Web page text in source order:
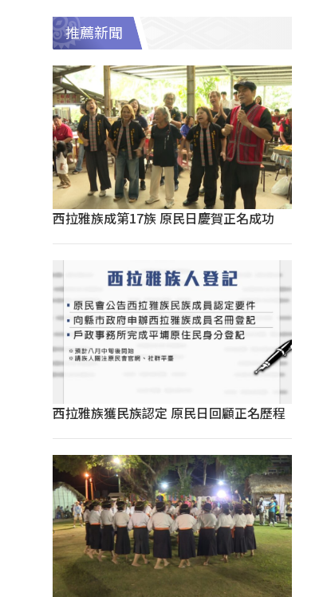
推薦新聞
西拉雅族成第17族 原民日慶賀正名成功
西拉雅族獲民族認定 原民日回顧正名歷程